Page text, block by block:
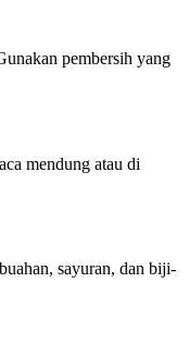
pembersih yang
mendung atau di
sayuran, dan biji-